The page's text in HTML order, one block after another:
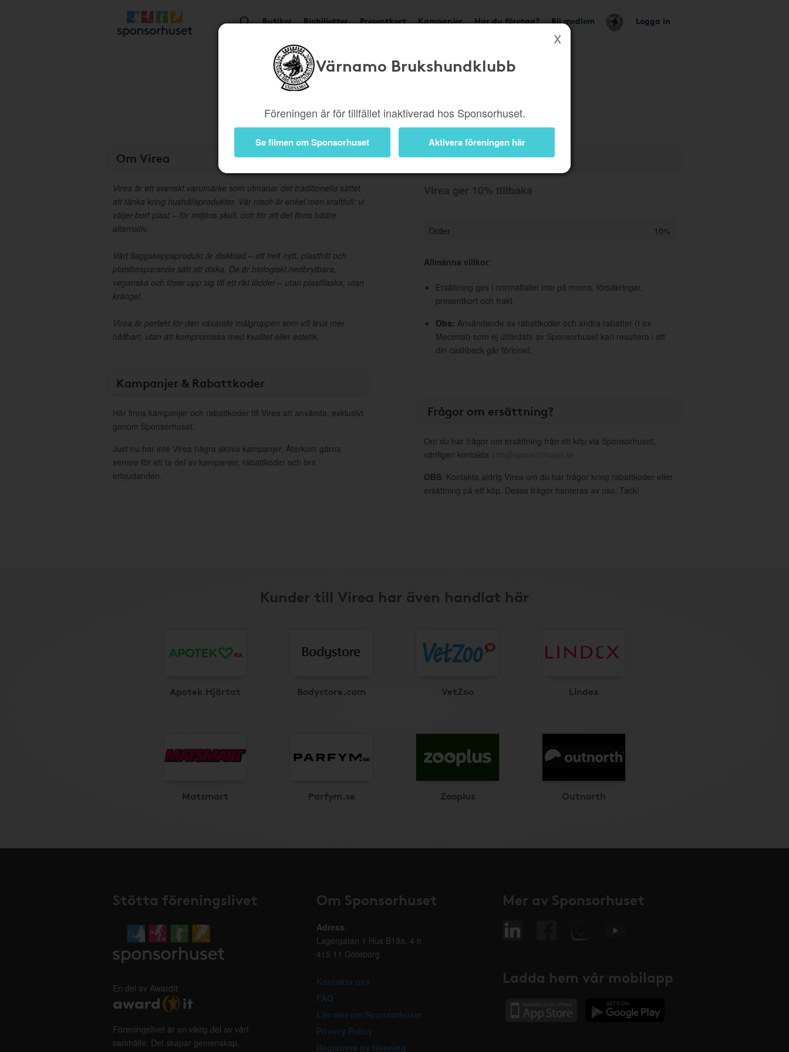
Butiker Biobiljetter Presentkort Kampanjer Har du företag? Bli medlem Logga in
Värnamo Brukshundklubb
Föreningen är för tillfället inaktiverad hos Sponsorhuset.
Se filmen om Sponsorhuset Aktivera föreningen här
Om Virea
Virea är ett svenskt varumärke som utmanar det traditionella sättet
att tänka kring hushållsprodukter. Vår nisch är enkel men kraftfull: vi
väljer bort plast – för miljöns skull, och för att det finns bättre
alternativ.
Vårt flaggskeppsprodukt är diskblad – ett helt nytt, plastfritt och
platsbesparande sätt att diska. De är biologiskt nedbrytbara,
veganska och löser upp sig till ett rikt lödder – utan plastflaska, utan
krångel.
Virea är perfekt för den växande målgruppen som vill leva mer
hållbart, utan att kompromissa med kvalitet eller estetik.
Kampanjer & Rabattkoder
Här finns kampanjer och rabattkoder till Virea att använda, exklusivt
genom Sponsorhuset.
Just nu har inte Virea några aktiva kampanjer. Återkom gärna
senare för att ta del av kampanjer, rabattkoder och bra
erbjudanden.
Information
Virea ger 10% tillbaka
Order 10%
Allmänna villkor:
Ersättning ges i normalfallet inte på moms, försäkringar,
presentkort och frakt.
Obs: Användande av rabattkoder och andra rabatter (t ex
Mecenat) som ej utfärdats av Sponsorhuset kan resultera i att
din cashback går förlorad.
Frågor om ersättning?
Om du har frågor om ersättning från ett köp via Sponsorhuset,
vänligen kontakta info@sponsorhuset.se
OBS: Kontakta aldrig Virea om du har frågor kring rabattkoder eller
ersättning på ett köp. Dessa frågor hanteras av oss. Tack!
Kunder till Virea har även handlat här
Apotek Hjärtat Bodystore.com VetZoo Lindex
Matsmart Parfym.se Zooplus Outnorth
Stötta föreningslivet
En del av AwardIt
Föreningslivet är en viktig del av vårt
samhälle. Det skapar gemenskap,
Om Sponsorhuset
Adress:
Lagergatan 1 Hus B19a, 4 tr
415 11 Göteborg
Kontakta oss
FAQ
Läs mer om Sponsorhuset
Privacy Policy
Registrera ny förening
Mer av Sponsorhuset
Ladda hem vår mobilapp